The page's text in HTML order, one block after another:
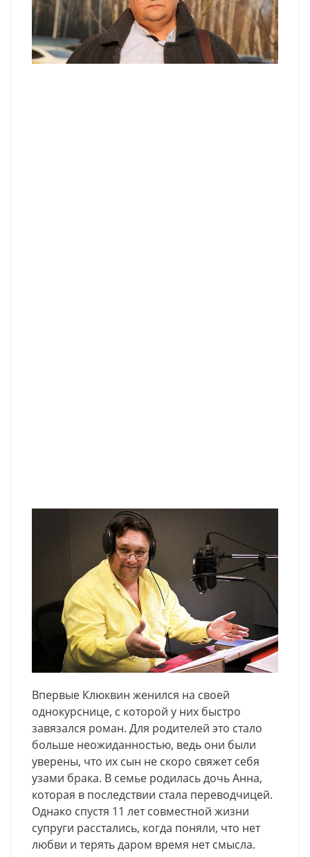
Впервые Клюквин женился на своей
однокурснице, с которой у них быстро
завязался роман. Для родителей это стало
больше неожиданностью, ведь они были
уверены, что их сын не скоро свяжет себя
узами брака. В семье родилась дочь Анна,
которая в последствии стала переводчицей.
Однако спустя 11 лет совместной жизни
супруги расстались, когда поняли, что нет
любви и терять даром время нет смысла.